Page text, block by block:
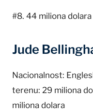
#8. 44 miliona dolara
Jude
Nacionalnost:
terenu: 29 miliona
miliona dolara